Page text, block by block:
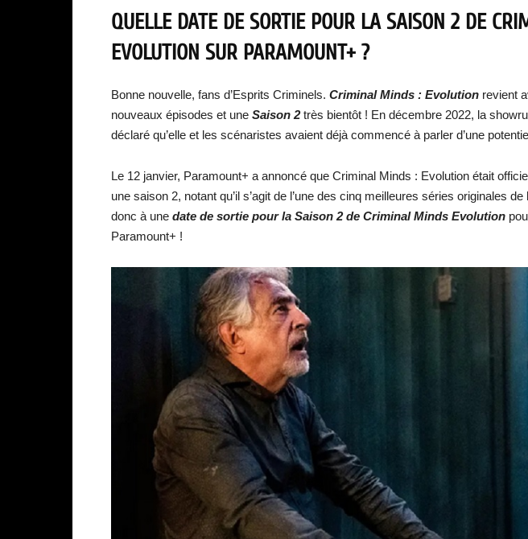
QUELLE DATE DE SORTIE POUR LA SAISON 2 DE
EVOLUTION SUR PARAMOUNT+ ?
Bonne nouvelle, fans d’Esprits Criminels. Criminal Minds : Evolution revient
nouveaux épisodes et une Saison 2très bientôt ! En décembre 2022, la
déclaré qu’elle et les scénaristes avaient déjà commencé à parler d’une
Le 12 janvier, Paramount+ a annoncé que Criminal Minds : Evolution était
une saison 2, notant qu’il s’agit de l’une des cinq meilleures séries originales
donc à une date de sortie pour la Saison 2 de Criminal Minds Evolution
Paramount+ !